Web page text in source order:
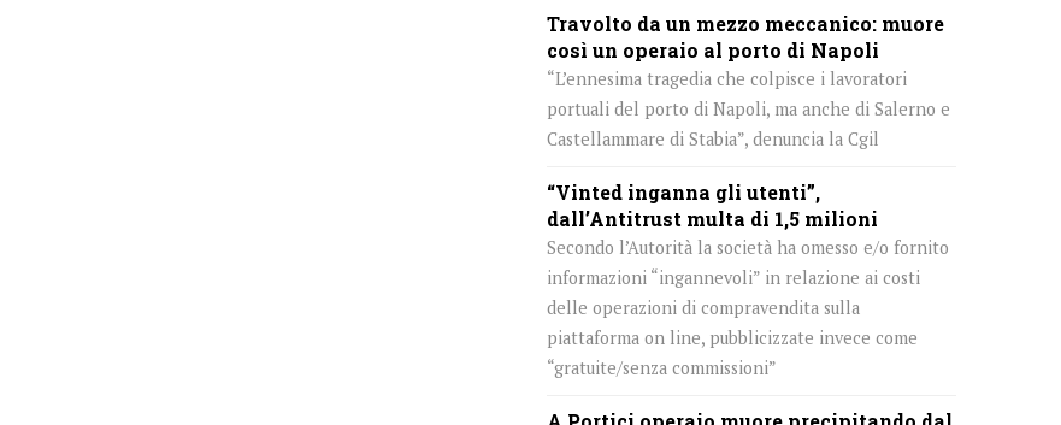
Travolto da un mezzo meccanico: muore
così un operaio al porto di Napoli
“L’ennesima tragedia che colpisce i lavoratori
portuali del porto di Napoli, ma anche di Salerno e
Castellammare di Stabia”, denuncia la Cgil
“Vinted inganna gli utenti”,
dall’Antitrust multa di 1,5 milioni
Secondo l’Autorità la società ha omesso e/o fornito
informazioni “ingannevoli” in relazione ai costi
delle operazioni di compravendita sulla
piattaforma on line, pubblicizzate invece come
“gratuite/senza commissioni”